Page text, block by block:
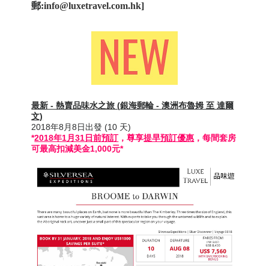
郵:info@luxetravel.com.hk]
最新 - 熱賣品味水之旅 (銀海郵輪 -澳洲布魯姆 至 達爾
文)
2018年8月8日出發 (10 天)
*2018年1月31日前預訂，尊享提早預訂優惠 ，每間套房
可最高扣減美金1,000元*